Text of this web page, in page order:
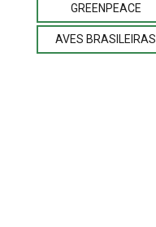
GREENPEACE
AVES BRASILEIRAS